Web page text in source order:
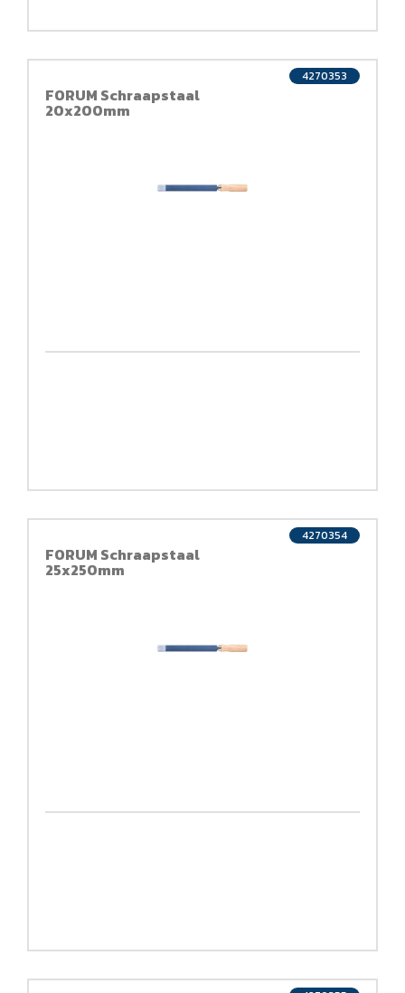
FORUM Schraapstaal
20x200mm
4270353
FORUM Schraapstaal
25x250mm
4270354